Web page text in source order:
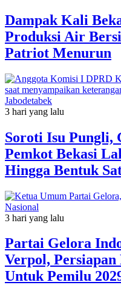
Dampak Kali
Produksi Air
Patriot Menurun
Jabodetabek
3 hari yang lalu
Soroti Isu Pungli,
Pemkot Bekasi
Hingga Bentuk
Nasional
3 hari yang lalu
Partai Gelora
Verpol,
Untuk Pemilu